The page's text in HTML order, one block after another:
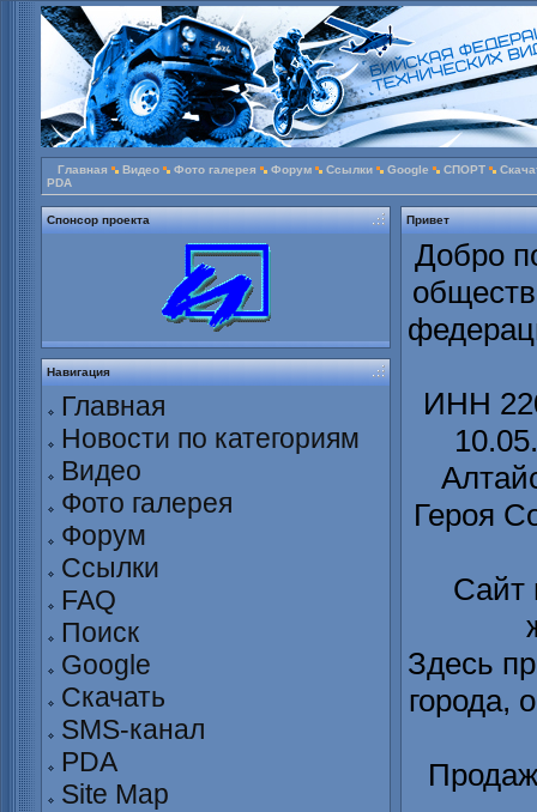
Главная Видео Фото галерея Форум Ссылки Google СПОРТ
PDA
Спонсор проекта
Навигация
Главная
Новости по категориям
Видео
Фото галерея
Форум
Ссылки
FAQ
Поиск
Google
Скачать
SMS-канал
PDA
Site Map
Привет
Добро
ИНН
Героя
Сайт
Здесь
города,